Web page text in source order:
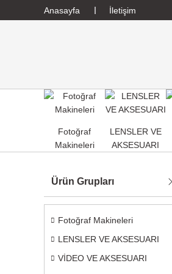
Anasayfa İletişim
Fotoğraf
Makineleri
LENSLER VE
AKSESUARI
Ürün Grupları
Fotoğraf Makineleri
LENSLER VE AKSESUARI
VİDEO VE AKSESUARI